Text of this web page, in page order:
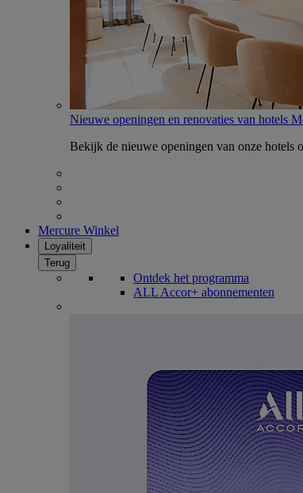
Nieuwe openingen en renovaties van hotels
Bekijk de nieuwe openingen van onze hotels
Mercure Winkel
Loyaliteit
Terug
Ontdek het programma
ALL Accor+ abonnementen